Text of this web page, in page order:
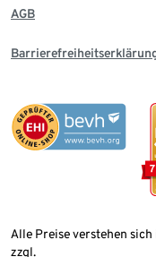
AGB
Alle Preise verstehen
zzgl.